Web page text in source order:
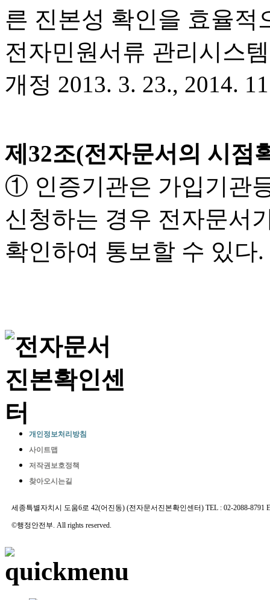
른 진본성 확인을 효율적
전자민원서류 관리시스
개정 2013. 3. 23., 2014.
제32조(전자문서의 시점
① 인증기관은 가입기관
신청하는 경우 전자문서
확인하여 통보할 수 있다.
개인정보처리방침
사이트맵
저작권보호정책
찾아오시는길
세종특별자치시 도움6로 42(어진동) (전자문서진본확인센터) TEL : 02-2088-8791
©행정안전부. All rights reserved.